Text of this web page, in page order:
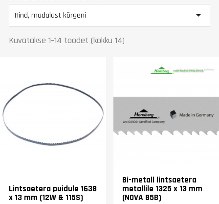
Hind, madalast kõrgeni 
Kuvatakse 1–14 toodet (kokku 14)
Lintsaetera puidule 1638
x 13 mm (12W & 115S)
Bi-metall lintsaetera
metallile 1325 x 13 mm
(NOVA 85B)